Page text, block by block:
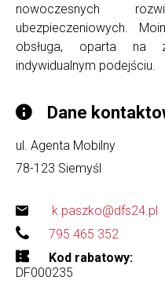
nowoczesnych
ubezpieczeniowych.
obsługa, oparta na
indywidualnym podejściu.
Dane
ul. Agenta Mobilny
78-123 Siemyśl
k.paszko@dfs24.pl
795 465 352
Kod rabatowy
DF000235